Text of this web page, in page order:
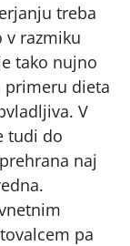
treba
v razmiku
tako nujno
primeru dieta
V
tudi do
naj
pa